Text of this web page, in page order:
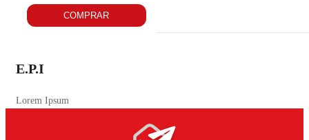
COMPRAR
E.P.I
Lorem Ipsum